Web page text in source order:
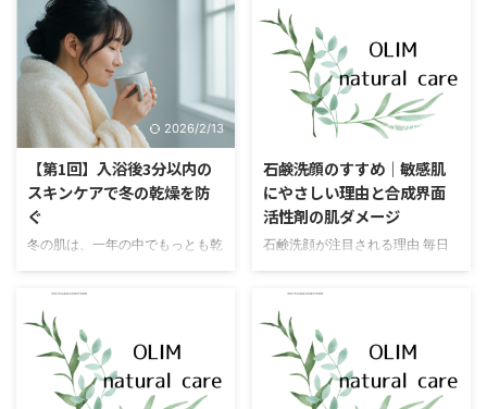
2026/2/13
【第1回】入浴後3分以内の
スキンケアで冬の乾燥を防
ぐ
冬の肌は、一年の中でもっとも乾
し、水分を抱える力そのものが弱
まります。さらに、暖房によって
室内の湿度は20％台まで下がり
「肌の水分が蒸発するスピード」
が一気に加速します。 そんな時
2026/2/13
石鹸洗顔のすすめ｜敏感肌
にやさしい理由と合成界面
活性剤の肌ダメージ
石鹸洗顔が注目される理由 毎日
やジェル洗顔など、便利で手軽な
合成洗浄料が多く使われています
が、実は昔ながらの石鹸洗顔が改
めて注目を集めています。 石鹸
はシンプルな成分で作られてお